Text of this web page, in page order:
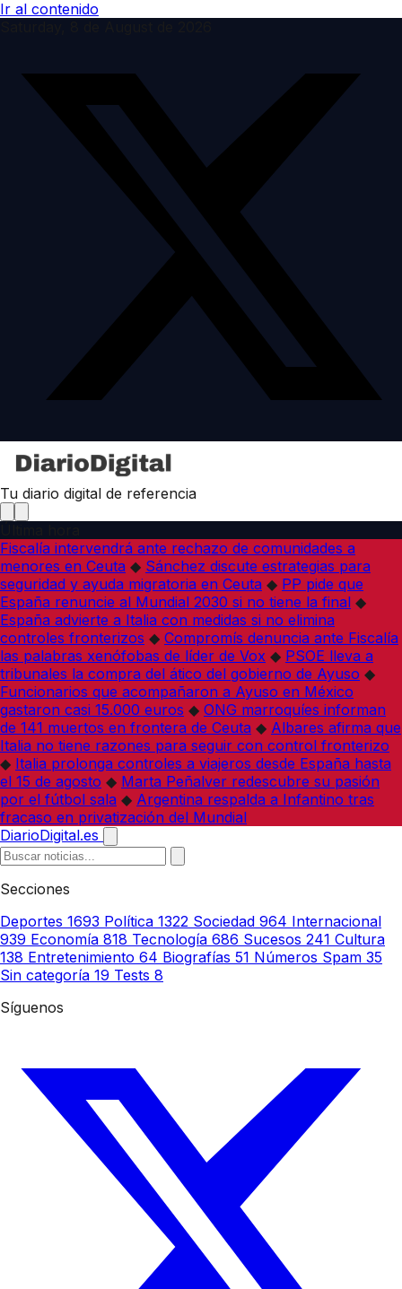
Ir al contenido
Tu diario digital de referencia
Fiscalía intervendrá ante rechazo de comunidades a
menores en Ceuta ◆ Sánchez discute estrategias para
seguridad y ayuda migratoria en Ceuta ◆ PP pide que
España renuncie al Mundial 2030 si no tiene la final ◆
España advierte a Italia con medidas si no elimina
controles fronterizos ◆ Compromís denuncia ante Fiscalía
las palabras xenófobas de líder de Vox ◆ PSOE lleva a
tribunales la compra del ático del gobierno de Ayuso ◆
Funcionarios que acompañaron a Ayuso en México
gastaron casi 15.000 euros ◆ ONG marroquíes informan
de 141 muertos en frontera de Ceuta ◆ Albares afirma que
Italia no tiene razones para seguir con control fronterizo
◆ Italia prolonga controles a viajeros desde España hasta
el 15 de agosto ◆ Marta Peñalver redescubre su pasión
por el fútbol sala ◆ Argentina respalda a Infantino tras
fracaso en privatización del Mundial
DiarioDigital.es
Secciones
Deportes 1693 Política 1322 Sociedad 964 Internacional
939 Economía 818 Tecnología 686 Sucesos 241 Cultura
138 Entretenimiento 64 Biografías 51 Números Spam 35
Sin categoría 19 Tests 8
Síguenos